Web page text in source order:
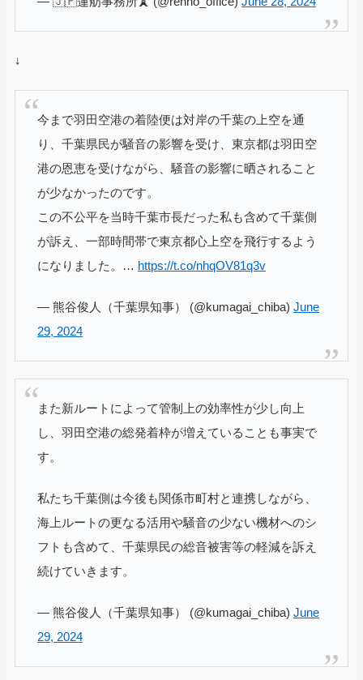
↓
今まで羽田空港の着陸便は対岸の千葉の上空を通
り、千葉県民が騒音の影響を受け、東京都は羽田空
港の恩恵を受けながら、騒音の影響に晒されること
が少なかったのです。
この不公平を当時千葉市長だった私も含めて千葉側
が訴え、一部時間帯で東京都心上空を飛行するよう
になりました。… https://t.co/nhqOV81q3v
— 熊谷俊人（千葉県知事） (@kumagai_chiba) June
29, 2024
また新ルートによって管制上の効率性が少し向上
し、羽田空港の総発着枠が増えていることも事実で
す。
私たち千葉側は今後も関係市町村と連携しながら、
海上ルートの更なる活用や騒音の少ない機材へのシ
フトも含めて、千葉県民の総音被害等の軽減を訴え
続けていきます。
— 熊谷俊人（千葉県知事） (@kumagai_chiba) June
29, 2024